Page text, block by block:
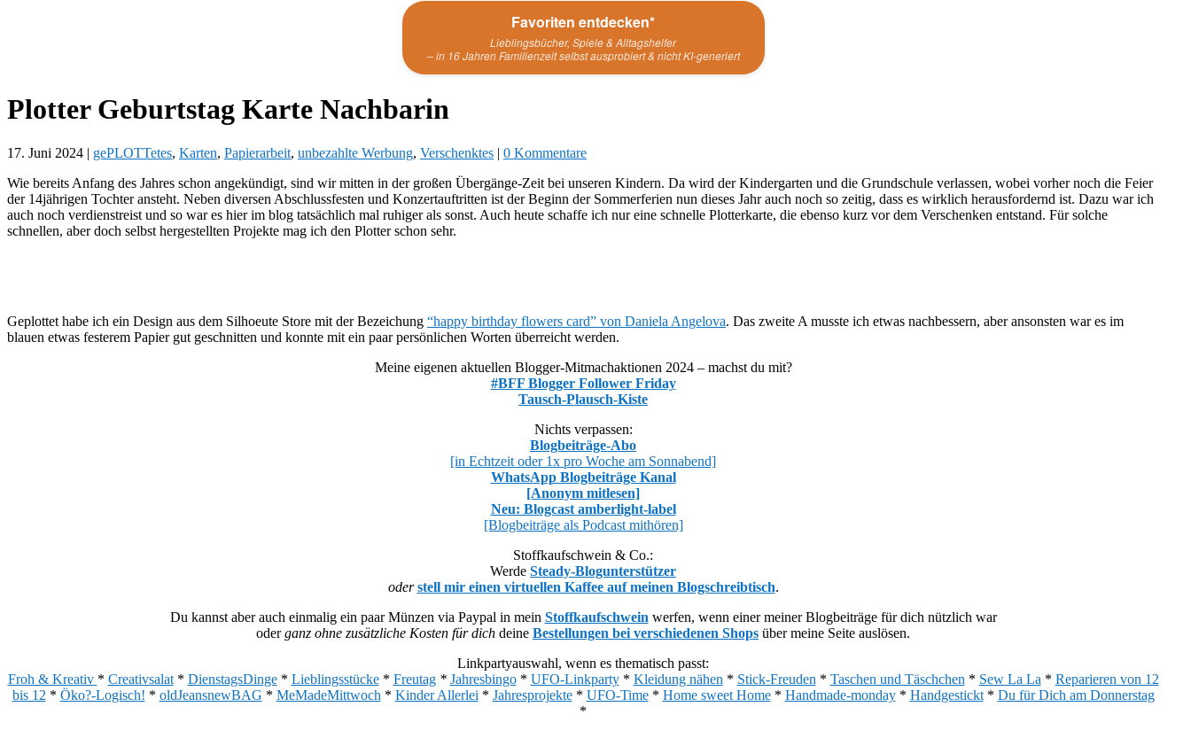
Favoriten entdecken*
Lieblingsbücher, Spiele & Alltagshelfer
– in 16 Jahren Familienzeit selbst ausprobiert & nicht KI-generiert
Plotter Geburtstag Karte Nachbarin
17. Juni 2024 | gePLOTTetes, Karten, Papierarbeit, unbezahlte Werbung, Verschenktes | 0 Kommentare
Wie bereits Anfang des Jahres schon angekündigt, sind wir mitten in der großen Übergänge-Zeit bei unseren Kindern. Da wird der Kindergarten und die Grundschule verlassen, wobei vorher noch die Feier
der 14jährigen Tochter ansteht. Neben diversen Abschlussfesten und Konzertauftritten ist der Beginn der Sommerferien nun dieses Jahr auch noch so zeitig, dass es wirklich herausfordernd ist. Dazu war ich
auch noch verdienstreist und so war es hier im blog tatsächlich mal ruhiger als sonst. Auch heute schaffe ich nur eine schnelle Plotterkarte, die ebenso kurz vor dem Verschenken entstand. Für solche
schnellen, aber doch selbst hergestellten Projekte mag ich den Plotter schon sehr.
Geplottet habe ich ein Design aus dem Silhoeute Store mit der Bezeichung “happy birthday flowers card” von Daniela Angelova. Das zweite A musste ich etwas nachbessern, aber ansonsten war es im
blauen etwas festerem Papier gut geschnitten und konnte mit ein paar persönlichen Worten überreicht werden.
Meine eigenen aktuellen Blogger-Mitmachaktionen 2024 – machst du mit?
#BFF Blogger Follower Friday
Tausch-Plausch-Kiste
Nichts verpassen:
Blogbeiträge-Abo
[in Echtzeit oder 1x pro Woche am Sonnabend]
WhatsApp Blogbeiträge Kanal
[Anonym mitlesen]
Neu: Blogcast amberlight-label
[Blogbeiträge als Podcast mithören]
Stoffkaufschwein & Co.:
Werde Steady-Blogunterstützer
oder stell mir einen virtuellen Kaffee auf meinen Blogschreibtisch.
Du kannst aber auch einmalig ein paar Münzen via Paypal in mein Stoffkaufschwein werfen, wenn einer meiner Blogbeiträge für dich nützlich war
oderganz ohne zusätzliche Kosten für dich deine Bestellungen bei verschiedenen Shops über meine Seite auslösen.
Linkpartyauswahl, wenn es thematisch passt:
Froh & Kreativ * Creativsalat* DienstagsDinge* Lieblingsstücke* Freutag* Jahresbingo* UFO-Linkparty* Kleidung nähen * Stick-Freuden * Taschen und Täschchen * Sew La La * Reparieren von 12
bis 12 * Öko?-Logisch! * oldJeansnewBAG * MeMadeMittwoch * Kinder Allerlei * Jahresprojekte* UFO-Time* Home sweet Home* Handmade-monday* Handgestickt* Du für Dich am Donnerstag
*